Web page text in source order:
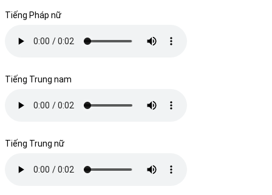
Tiếng Pháp nữ
Tiếng Trung nam
Tiếng Trung nữ